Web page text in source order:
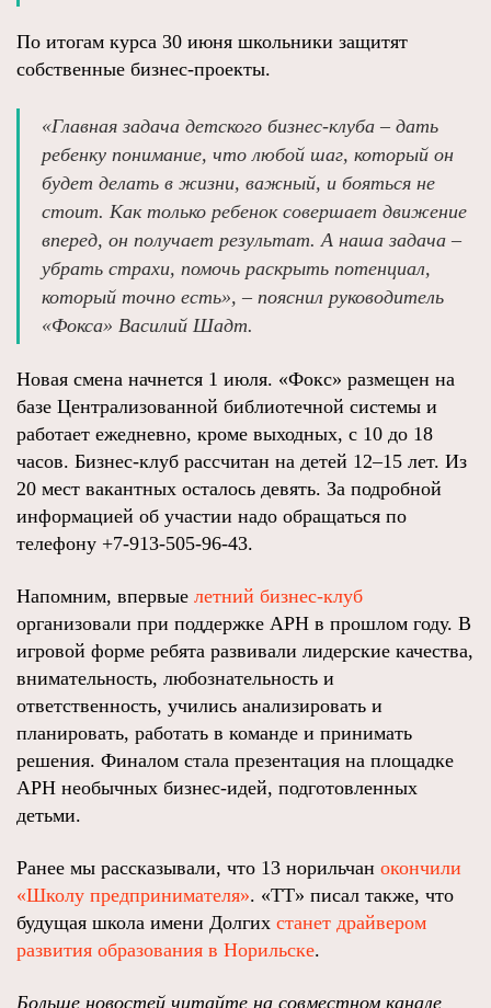
По итогам курса 30 июня школьники защитят
собственные бизнес-проекты.
«Главная задача детского бизнес-клуба – дать
ребенку понимание, что любой шаг, который он
будет делать в жизни, важный, и бояться не
стоит. Как только ребенок совершает движение
вперед, он получает результат. А наша задача –
убрать страхи, помочь раскрыть потенциал,
который точно есть», – пояснил руководитель
«Фокса» Василий Шадт.
Новая смена начнется 1 июля. «Фокс» размещен на
базе Централизованной библиотечной системы и
работает ежедневно, кроме выходных, с 10 до 18
часов. Бизнес-клуб рассчитан на детей 12–15 лет. Из
20 мест вакантных осталось девять. За подробной
информацией об участии надо обращаться по
телефону +7-913-505-96-43.
Напомним, впервые летний бизнес-клуб
организовали при поддержке АРН в прошлом году. В
игровой форме ребята развивали лидерские качества,
внимательность, любознательность и
ответственность, учились анализировать и
планировать, работать в команде и принимать
решения. Финалом стала презентация на площадке
АРН необычных бизнес-идей, подготовленных
детьми.
Ранее мы рассказывали, что 13 норильчан окончили
«Школу предпринимателя». «ТТ» писал также, что
будущая школа имени Долгих станет драйвером
развития образования в Норильске.
Больше новостей читайте на совместном канале